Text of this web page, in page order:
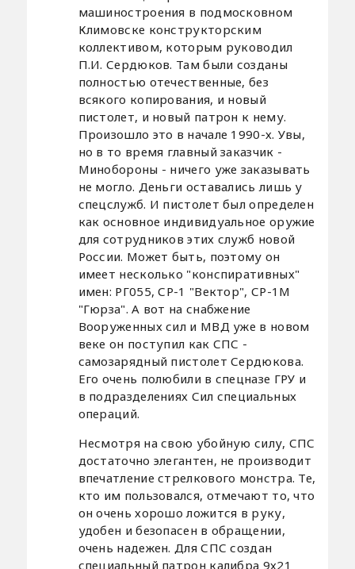
машиностроения в подмосковном
Климовске конструкторским
коллективом, которым руководил
П.И. Сердюков. Там были созданы
полностью отечественные, без
всякого копирования, и новый
пистолет, и новый патрон к нему.
Произошло это в начале 1990-х. Увы,
но в то время главный заказчик -
Минобороны - ничего уже заказывать
не могло. Деньги оставались лишь у
спецслужб. И пистолет был определен
как основное индивидуальное оружие
для сотрудников этих служб новой
России. Может быть, поэтому он
имеет несколько "конспиративных"
имен: РГ055, СР-1 "Вектор", СР-1М
"Гюрза". А вот на снабжение
Вооруженных сил и МВД уже в новом
веке он поступил как СПС -
самозарядный пистолет Сердюкова.
Его очень полюбили в спецназе ГРУ и
в подразделениях Сил специальных
операций.
Несмотря на свою убойную силу, СПС
достаточно элегантен, не производит
впечатление стрелкового монстра. Те,
кто им пользовался, отмечают то, что
он очень хорошо ложится в руку,
удобен и безопасен в обращении,
очень надежен. Для СПС создан
специальный патрон калибра 9х21